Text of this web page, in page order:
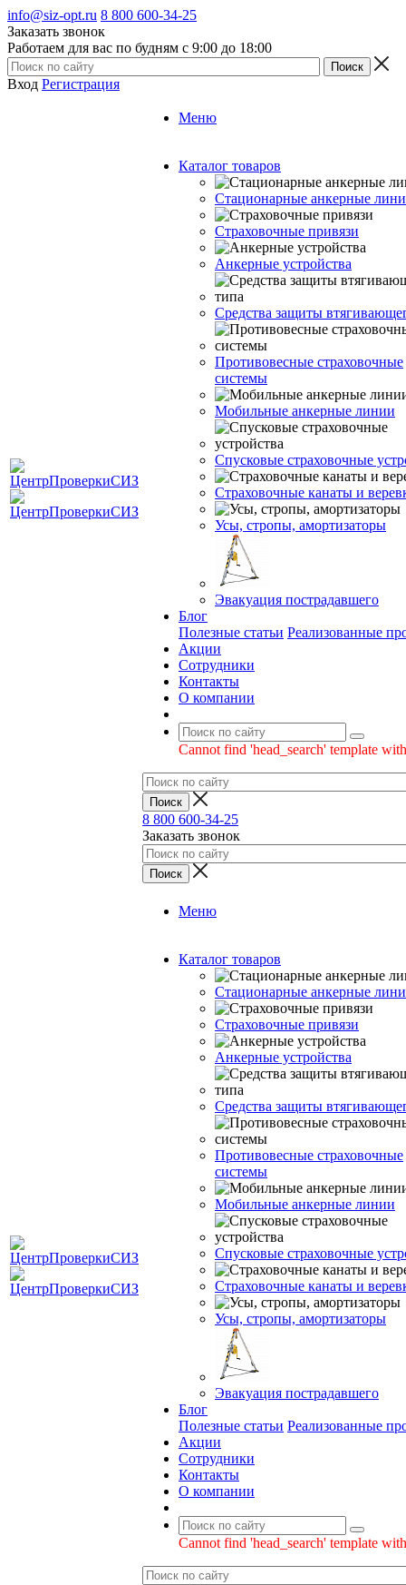
info@siz-opt.ru 8 800 600-34-25
Заказать звонок
Работаем для вас по будням с 9:00 до 18:00
Вход Регистрация
Меню
Каталог товаров
Стационарные анкерные
Страховочные привязи
Анкерные устройства
Средства защиты
Противовесные страховочные
системы
Мобильные анкерные линии
Спусковые страховочные
Страховочные канаты и
Усы, стропы, амортизаторы
Эвакуация пострадавшего
Блог
Полезные статьи Реализованные
Акции
Сотрудники
Контакты
О компании
Cannot find 'head_search' template
8 800 600-34-25
Заказать звонок
Меню
Каталог товаров
Стационарные анкерные
Страховочные привязи
Анкерные устройства
Средства защиты
Противовесные страховочные
системы
Мобильные анкерные линии
Спусковые страховочные
Страховочные канаты и
Усы, стропы, амортизаторы
Эвакуация пострадавшего
Блог
Полезные статьи Реализованные
Акции
Сотрудники
Контакты
О компании
Cannot find 'head_search' template